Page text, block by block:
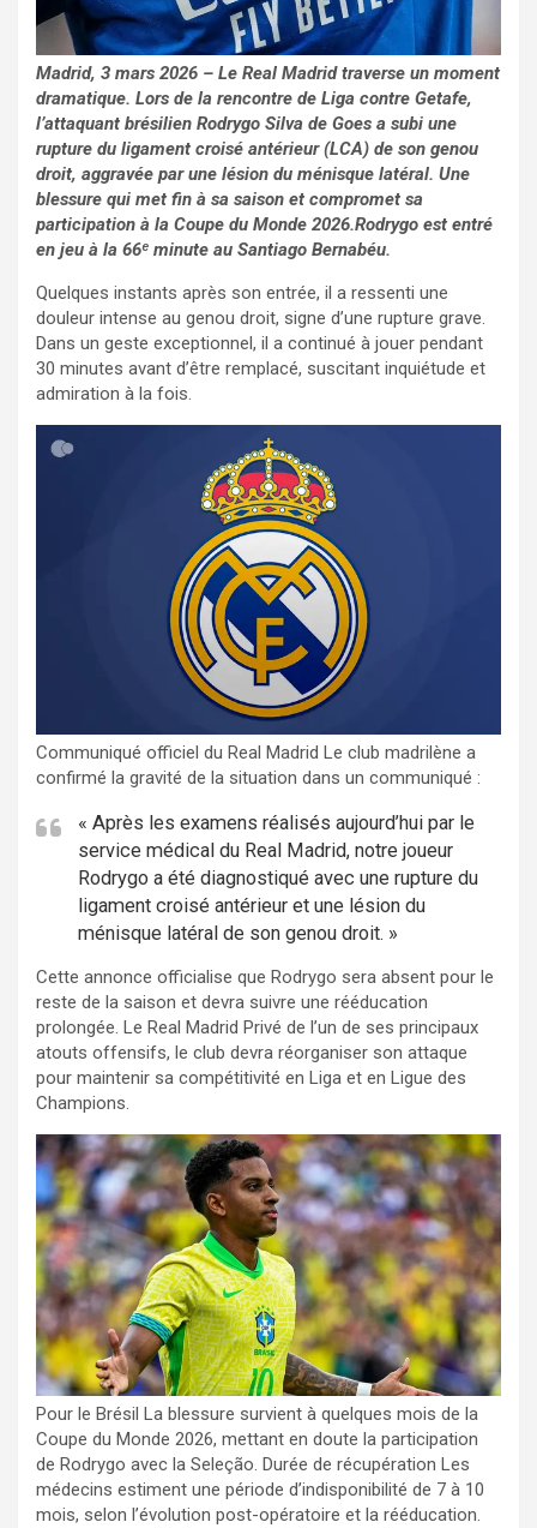
Madrid, 3 mars 2026 – Le Real Madrid traverse un moment
dramatique. Lors de la rencontre de Liga contre Getafe,
l’attaquant brésilien Rodrygo Silva de Goes a subi une
rupture du ligament croisé antérieur (LCA) de son genou
droit, aggravée par une lésion du ménisque latéral. Une
blessure qui met fin à sa saison et compromet sa
participation à la Coupe du Monde 2026.Rodrygo est entré
en jeu à la 66ᵉ minute au Santiago Bernabéu.
Quelques instants après son entrée, il a ressenti une
douleur intense au genou droit, signe d’une rupture grave.
Dans un geste exceptionnel, il a continué à jouer pendant
30 minutes avant d’être remplacé, suscitant inquiétude et
admiration à la fois.
Communiqué officiel du Real Madrid Le club madrilène a
confirmé la gravité de la situation dans un communiqué :
« Après les examens réalisés aujourd’hui par le
service médical du Real Madrid, notre joueur
Rodrygo a été diagnostiqué avec une rupture du
ligament croisé antérieur et une lésion du
ménisque latéral de son genou droit. »
Cette annonce officialise que Rodrygo sera absent pour le
reste de la saison et devra suivre une rééducation
prolongée. Le Real Madrid Privé de l’un de ses principaux
atouts offensifs, le club devra réorganiser son attaque
pour maintenir sa compétitivité en Liga et en Ligue des
Champions.
Pour le Brésil La blessure survient à quelques mois de la
Coupe du Monde 2026, mettant en doute la participation
de Rodrygo avec la Seleção. Durée de récupération Les
médecins estiment une période d’indisponibilité de 7 à 10
mois, selon l’évolution post-opératoire et la rééducation.